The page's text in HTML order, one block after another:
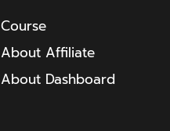
Course
About Affiliate
About Dashboard